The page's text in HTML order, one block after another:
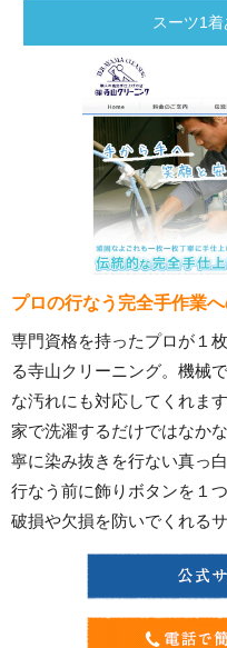
スーツ1着
プロの行なう完全手作業
専門資格を持ったプロが１
る寺山クリーニング。機械
な汚れにも対応してくれます
家で洗濯するだけではなか
寧に染み抜きを行ない真っ
行なう前に飾りボタンを１
破損や欠損を防いでくれる